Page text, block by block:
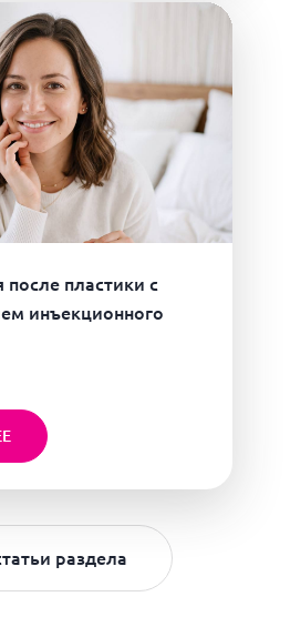
раздела
пластики с
инъекционного